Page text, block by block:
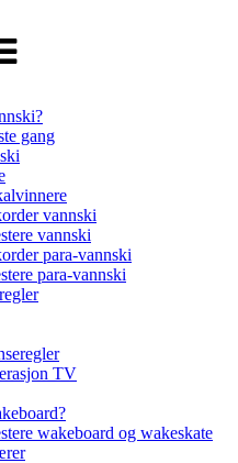
gang
vannski
vannski
para-vannski
para-vannski
TV
wakeboard og wakeskate